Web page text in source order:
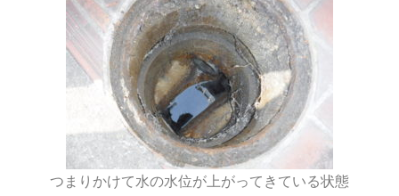
つまりかけて水の水位が上がってきている状態